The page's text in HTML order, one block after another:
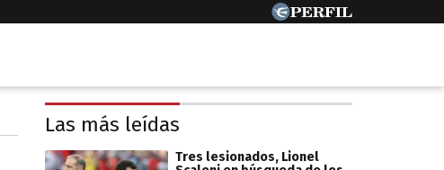
Las más leídas
Tres lesionados, Lionel